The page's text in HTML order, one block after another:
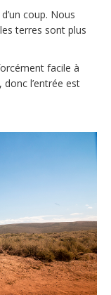
coup. Nous
terres sont plus
facile à
donc l’entrée est